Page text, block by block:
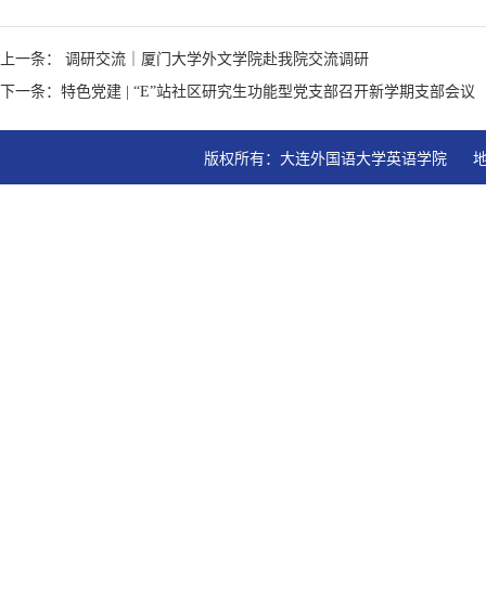
上一条： 调研交流｜厦门大学外文学院赴我院交流调研
下一条：特色党建 | “E”站社区研究生功能型党支部召开新学期支部会议
版权所有：大连外国语大学英语学院